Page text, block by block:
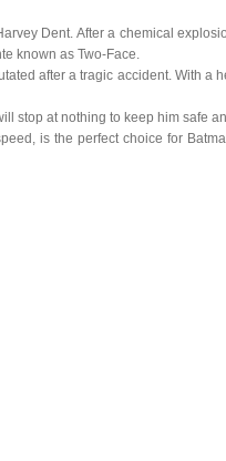
Dent. After a chemical
known as Two-Face.
after a tragic accident. With a
stop at nothing to keep him safe
is the perfect choice for